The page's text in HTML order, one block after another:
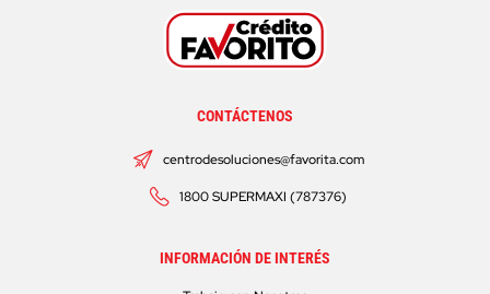
CONTÁCTENOS
centrodesoluciones@favorita.com
1800 SUPERMAXI (787376)
INFORMACIÓN DE INTERÉS